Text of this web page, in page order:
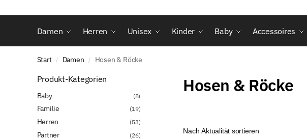
Damen Herren Unisex Kinder Baby Accessoires
Start / Damen / Hosen & Röcke
Hosen & Röcke
Produkt-Kategorien
Baby (8)
Familie (19)
Herren (53)
Partner (26)